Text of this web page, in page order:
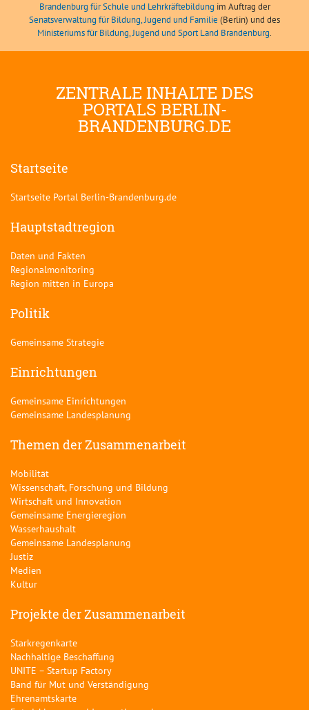
Brandenburg für Schule und Lehrkräftebildung im Auftrag der
Senatsverwaltung für Bildung, Jugend und Familie (Berlin) und des
Ministeriums für Bildung, Jugend und Sport Land Brandenburg.
ZENTRALE INHALTE DES
PORTALS BERLIN-
BRANDENBURG.DE
Startseite
Startseite Portal Berlin-Brandenburg.de
Hauptstadtregion
Daten und Fakten
Regionalmonitoring
Region mitten in Europa
Politik
Gemeinsame Strategie
Einrichtungen
Gemeinsame Einrichtungen
Gemeinsame Landesplanung
Themen der Zusammenarbeit
Mobilität
Wissenschaft, Forschung und Bildung
Wirtschaft und Innovation
Gemeinsame Energieregion
Wasserhaushalt
Gemeinsame Landesplanung
Justiz
Medien
Kultur
Projekte der Zusammenarbeit
Starkregenkarte
Nachhaltige Beschaffung
UNITE – Startup Factory
Band für Mut und Verständigung
Ehrenamtskarte